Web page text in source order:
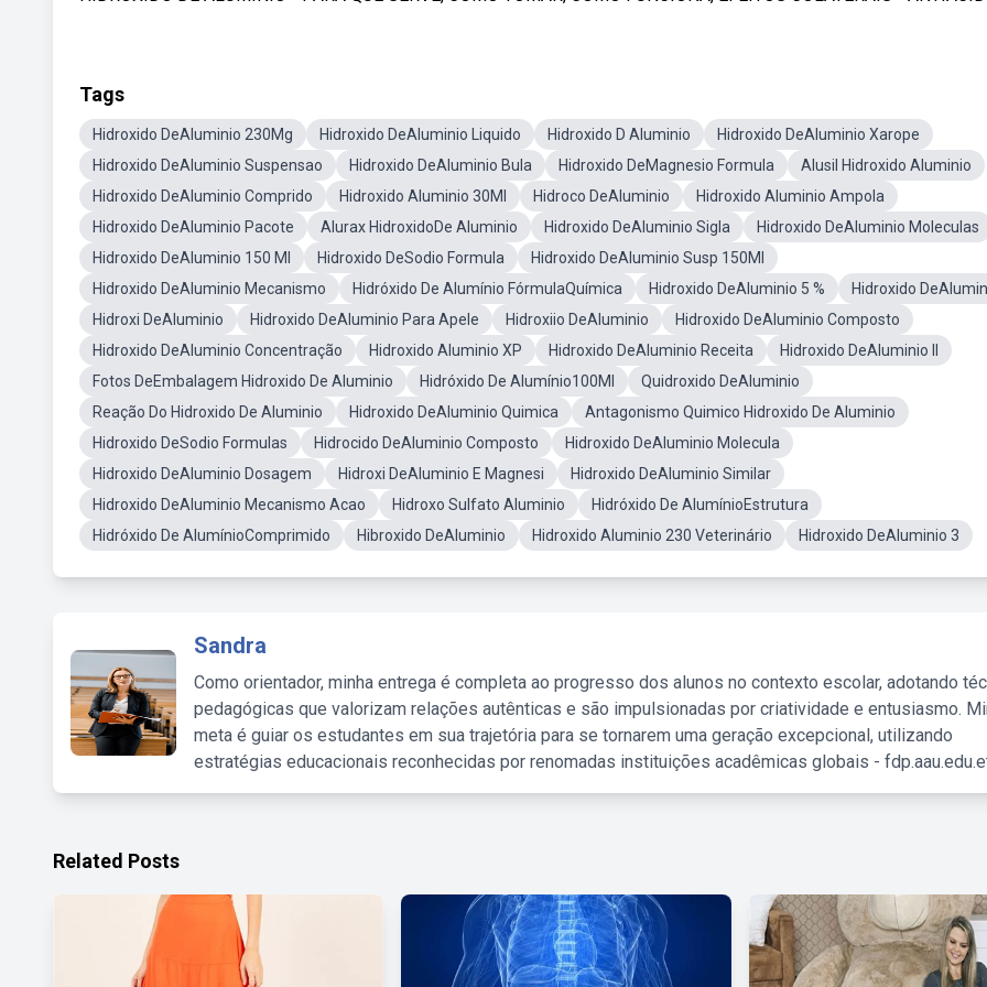
Tags
Hidroxido DeAluminio 230Mg Hidroxido DeAluminio Liquido Hidroxido D Aluminio
Hidroxido DeAluminio Xarope
Hidroxido DeAluminio Suspensao
Hidroxido DeAluminio Bula Hidroxido DeMagnesio Formula
Alusil Hidroxido Aluminio
Hidroxido DeAluminio Comprido
Hidroxido Aluminio 30Ml Hidroco DeAluminio
Hidroxido Aluminio Ampola
Hidroxido DeAluminio Pacote
Alurax HidroxidoDe Aluminio Hidroxido DeAluminio Sigla
Hidroxido DeAluminio Moleculas
Hidroxido DeAluminio 150 Ml
Hidroxido DeSodio Formula
Hidroxido DeAluminio Susp 150Ml
Hidroxido DeAluminio Mecanismo
Hidróxido De Alumínio FórmulaQuímica Hidroxido DeAluminio 5 %
Hidroxido
Hidroxi DeAluminio
Hidroxido DeAluminio Para Apele Hidroxiio DeAluminio
Hidroxido DeAluminio Composto
Hidroxido DeAluminio Concentração
Hidroxido Aluminio XP Hidroxido DeAluminio Receita
Hidroxido DeAluminio II
Fotos DeEmbalagem Hidroxido De Aluminio
Hidróxido De Alumínio100Ml
Quidroxido DeAluminio
Reação Do Hidroxido De Aluminio
Hidroxido DeAluminio Quimica
Antagonismo Quimico Hidroxido De Aluminio
Hidroxido DeSodio Formulas
Hidrocido DeAluminio Composto
Hidroxido DeAluminio Molecula
Hidroxido DeAluminio Dosagem
Hidroxi DeAluminio E Magnesi
Hidroxido DeAluminio Similar
Hidroxido DeAluminio Mecanismo Acao
Hidroxo Sulfato Aluminio
Hidróxido De AlumínioEstrutura
Hidróxido De AlumínioComprimido
Hibroxido DeAluminio Hidroxido Aluminio 230 Veterinário Hidroxido DeAluminio 3
Sandra
Como orientador, minha entrega é completa ao progresso dos alunos no contexto escolar, adotando
pedagógicas que valorizam relações autênticas e são impulsionadas por criatividade e entusiasmo.
meta é guiar os estudantes em sua trajetória para se tornarem uma geração excepcional, utilizando
estratégias educacionais reconhecidas por renomadas instituições acadêmicas globais -
Related Posts